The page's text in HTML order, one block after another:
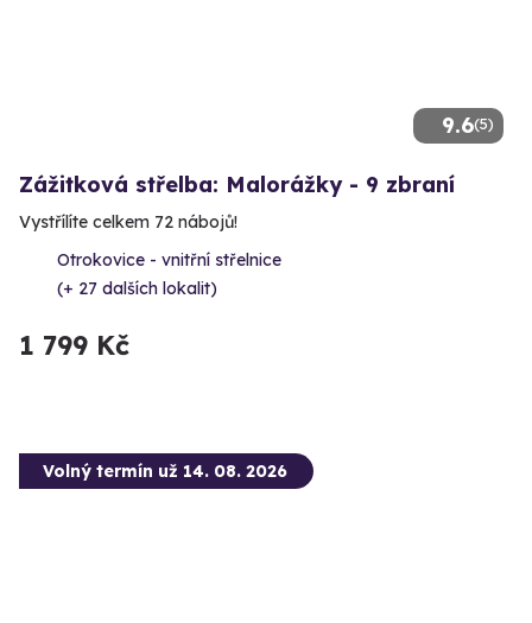
9.6(5)
Zážitková střelba: Malorážky - 9 zbraní
Vystřílíte celkem 72 nábojů!
Otrokovice - vnitřní střelnice
(+ 27 dalších lokalit)
1 799 Kč
Volný termín už 14. 08. 2026